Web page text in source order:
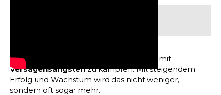
Jeder selbstständige Unternehmer hat mit
Versagensängstenzu kämpfen. Mit steigendem
Erfolg und Wachstum wird das nicht weniger,
sondern oft sogar mehr.